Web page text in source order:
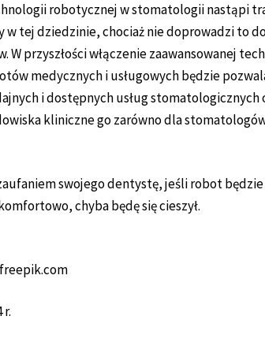
robotycznej w stomatologii nastąpi
tej dziedzinie, chociaż nie doprowadzi to
W przyszłości włączenie zaawansowanej
medycznych i usługowych będzie
i dostępnych usług stomatologicznych
kliniczne go zarówno dla
swojego dentystę, jeśli robot
chyba będę się cieszył.
r.